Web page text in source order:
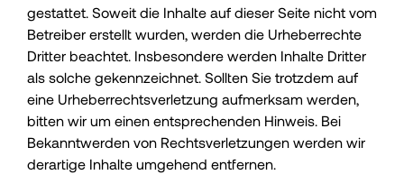
gestattet. Soweit die Inhalte auf dieser Seite nicht vom
Betreiber erstellt wurden, werden die Urheberrechte
Dritter beachtet. Insbesondere werden Inhalte Dritter
als solche gekennzeichnet. Sollten Sie trotzdem auf
eine Urheberrechtsverletzung aufmerksam werden,
bitten wir um einen entsprechenden Hinweis. Bei
Bekanntwerden von Rechtsverletzungen werden wir
derartige Inhalte umgehend entfernen.